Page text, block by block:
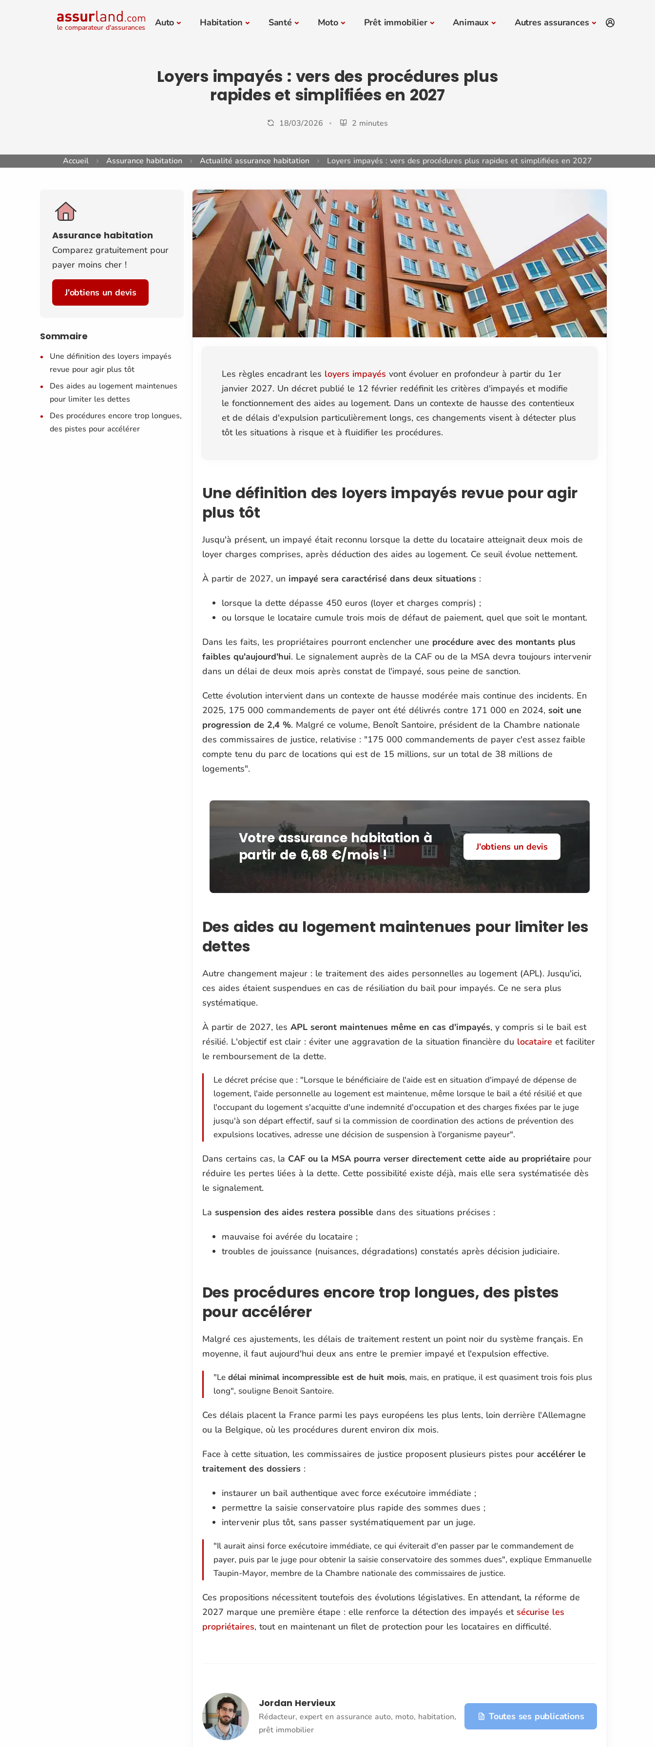
le comparateur d'assurances Auto Habitation Santé Moto Prêt immobilier Animaux Autres assurances
Loyers impayés : vers des procédures plus
rapides et simplifiées en 2027
18/03/2026 2 minutes
Accueil Assurance habitation Actualité assurance habitation Loyers impayés : vers des procédures plus rapides et simplifiées en 2027
Les règles encadrant les loyers impayés vont évoluer en profondeur à partir du 1er
janvier 2027. Un décret publié le 12 février redéfinit les critères d'impayés et modifie
le fonctionnement des aides au logement. Dans un contexte de hausse des contentieux
et de délais d'expulsion particulièrement longs, ces changements visent à détecter plus
tôt les situations à risque et à fluidifier les procédures.
Une définition des loyers impayés revue pour agir
plus tôt
Jusqu'à présent, un impayé était reconnu lorsque la dette du locataire atteignait deux mois de
loyer charges comprises, après déduction des aides au logement. Ce seuil évolue nettement.
À partir de 2027, un impayé sera caractérisé dans deux situations:
lorsque la dette dépasse 450 euros (loyer et charges compris) ;
ou lorsque le locataire cumule trois mois de défaut de paiement, quel que soit le montant.
Dans les faits, les propriétaires pourront enclencher une procédure avec des montants plus
faibles qu'aujourd'hui. Le signalement auprès de la CAF ou de la MSA devra toujours intervenir
dans un délai de deux mois après constat de l'impayé, sous peine de sanction.
Cette évolution intervient dans un contexte de hausse modérée mais continue des incidents. En
2025, 175 000 commandements de payer ont été délivrés contre 171 000 en 2024, soit une
progression de 2,4 %. Malgré ce volume, Benoît Santoire, président de la Chambre nationale
des commissaires de justice, relativise : "175 000 commandements de payer c'est assez faible
compte tenu du parc de locations qui est de 15 millions, sur un total de 38 millions de
logements".
Votre assurance habitation à
partir de 6,68 €/mois !
J'obtiens un devis
Des aides au logement maintenues pour limiter les
dettes
Autre changement majeur : le traitement des aides personnelles au logement (APL). Jusqu'ici,
ces aides étaient suspendues en cas de résiliation du bail pour impayés. Ce ne sera plus
systématique.
À partir de 2027, les APL seront maintenues même en cas d'impayés, y compris si le bail est
résilié. L'objectif est clair : éviter une aggravation de la situation financière du locataire et faciliter
le remboursement de la dette.
Le décret précise que : "Lorsque le bénéficiaire de l'aide est en situation d'impayé de dépense de
logement, l'aide personnelle au logement est maintenue, même lorsque le bail a été résilié et que
l'occupant du logement s'acquitte d'une indemnité d'occupation et des charges fixées par le juge
jusqu'à son départ effectif, sauf si la commission de coordination des actions de prévention des
expulsions locatives, adresse une décision de suspension à l'organisme payeur".
Dans certains cas, la CAF ou la MSA pourra verser directement cette aide au propriétaire pour
réduire les pertes liées à la dette. Cette possibilité existe déjà, mais elle sera systématisée dès
le signalement.
La suspension des aides restera possible dans des situations précises :
mauvaise foi avérée du locataire ;
troubles de jouissance (nuisances, dégradations) constatés après décision judiciaire.
Des procédures encore trop longues, des pistes
pour accélérer
Malgré ces ajustements, les délais de traitement restent un point noir du système français. En
moyenne, il faut aujourd'hui deux ans entre le premier impayé et l'expulsion effective.
"Le délai minimal incompressible est de huit mois, mais, en pratique, il est quasiment trois fois plus
long", souligne Benoit Santoire.
Ces délais placent la France parmi les pays européens les plus lents, loin derrière l'Allemagne
ou la Belgique, où les procédures durent environ dix mois.
Face à cette situation, les commissaires de justice proposent plusieurs pistes pour accélérer le
traitement des dossiers:
instaurer un bail authentique avec force exécutoire immédiate ;
permettre la saisie conservatoire plus rapide des sommes dues ;
intervenir plus tôt, sans passer systématiquement par un juge.
"Il aurait ainsi force exécutoire immédiate, ce qui éviterait d'en passer par le commandement de
payer, puis par le juge pour obtenir la saisie conservatoire des sommes dues", explique Emmanuelle
Taupin-Mayor, membre de la Chambre nationale des commissaires de justice.
Ces propositions nécessitent toutefois des évolutions législatives. En attendant, la réforme de
2027 marque une première étape : elle renforce la détection des impayés et sécurise les
propriétaires, tout en maintenant un filet de protection pour les locataires en difficulté.
Jordan Hervieux
Rédacteur, expert en assurance auto, moto, habitation,
prêt immobilier
Toutes ses publications
Assurance habitation
Comparez gratuitement pour
payer moins cher !
J'obtiens un devis
Sommaire
Une définition des loyers impayés
revue pour agir plus tôt
Des aides au logement maintenues
pour limiter les dettes
Des procédures encore trop longues,
des pistes pour accélérer